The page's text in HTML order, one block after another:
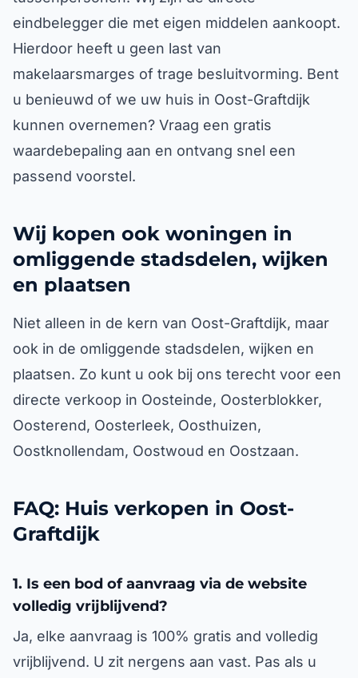
eindbelegger die met eigen middelen aankoopt.
Hierdoor heeft u geen last van
makelaarsmarges of trage besluitvorming. Bent
u benieuwd of we uw huis in Oost-Graftdijk
kunnen overnemen? Vraag een gratis
waardebepaling aan en ontvang snel een
passend voorstel.
Wij kopen ook woningen in
omliggende stadsdelen, wijken
en plaatsen
Niet alleen in de kern van Oost-Graftdijk, maar
ook in de omliggende stadsdelen, wijken en
plaatsen. Zo kunt u ook bij ons terecht voor een
directe verkoop in Oosteinde, Oosterblokker,
Oosterend, Oosterleek, Oosthuizen,
Oostknollendam, Oostwoud en Oostzaan.
FAQ: Huis verkopen in Oost-
Graftdijk
1. Is een bod of aanvraag via de website
volledig vrijblijvend?
Ja, elke aanvraag is 100% gratis and volledig
vrijblijvend. U zit nergens aan vast. Pas als u